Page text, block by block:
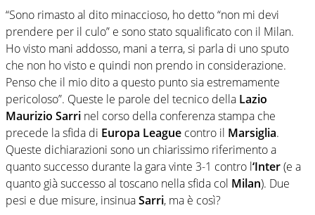
“Sono rimasto al dito minaccioso, ho detto “non mi devi
prendere per il culo” e sono stato squalificato con il Milan.
Ho visto mani addosso, mani a terra, si parla di uno sputo
che non ho visto e quindi non prendo in considerazione.
Penso che il mio dito a questo punto sia estremamente
pericoloso”. Queste le parole del tecnico della Lazio
Maurizio Sarri nel corso della conferenza stampa che
precede la sfida di Europa League contro il Marsiglia.
Queste dichiarazioni sono un chiarissimo riferimento a
quanto successo durante la gara vinte 3-1 contro l‘Inter(e a
quanto già successo al toscano nella sfida col Milan). Due
pesi e due misure, insinuaSarri, ma è così?